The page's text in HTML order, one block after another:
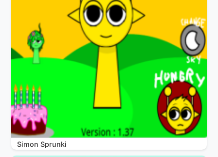
Simon Sprunki